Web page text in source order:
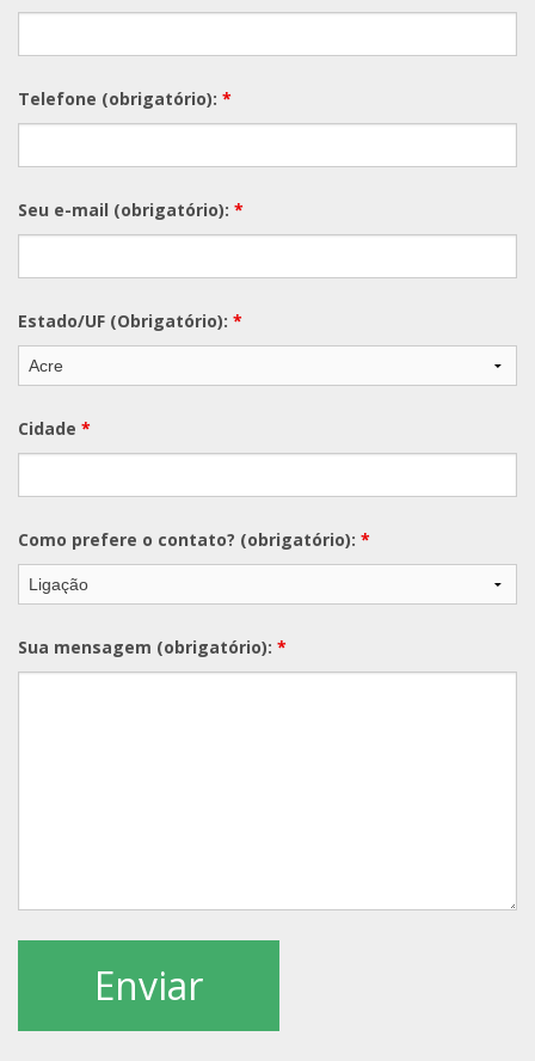
Telefone (obrigatório): *
Seu e-mail (obrigatório): *
Estado/UF (Obrigatório): *
Cidade *
Como prefere o contato? (obrigatório): *
Sua mensagem (obrigatório): *